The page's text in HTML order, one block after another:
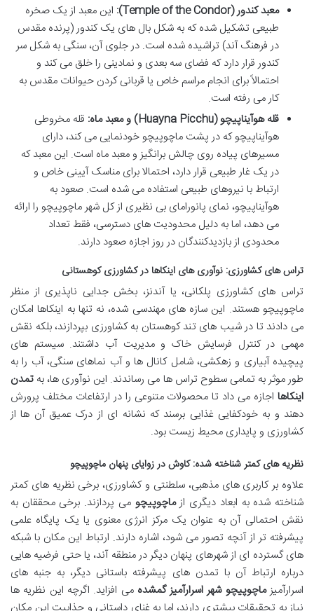
معبد کندور (Temple of the Condor):
این معبد از یک صخره
طبیعی تشکیل شده که به شکل بال های یک کندور (پرنده مقدس
در فرهنگ آند) تراشیده شده است. در جلوی آن، سنگی به شکل سر
کندور قرار دارد که فضای سه بعدی و نمادینی را خلق می کند و
احتمالاً برای انجام مراسم خاص یا قربانی کردن حیوانات مقدس به
کار می رفته است.
قله هوآیناپیچو (Huayna Picchu) و معبد ماه:
قله مخروطی
هوآیناپیچو که در پشت ماچوپیچو خودنمایی می کند، دارای
مسیرهای پیاده روی چالش برانگیز و معبد ماه است. این معبد که
در یک غار طبیعی قرار دارد، احتمالا برای مناسک آیینی خاص و
ارتباط با نیروهای طبیعی استفاده می شده است. صعود به
هوآیناپیچو، نمای پانورامای بی نظیری از کل شهر ماچوپیچو را ارائه
می دهد، اما به دلیل محدودیت های دسترسی، فقط تعداد
محدودی از بازدیدکنندگان در روز اجازه صعود دارند.
تراس های کشاورزی: نوآوری های اینکاها در کشاورزی کوهستانی
تراس های کشاورزی پلکانی، یا آندنز، بخش جدایی ناپذیری از منظر
ماچوپیچو هستند. این سازه های مهندسی شده، نه تنها به اینکاها امکان
می دادند تا در شیب های تند کوهستان به کشاورزی بپردازند، بلکه نقش
مهمی در کنترل فرسایش خاک و مدیریت آب داشتند. سیستم های
پیچیده آبیاری و زهکشی، شامل کانال ها و آب نماهای سنگی، آب را به
طور موثر به تمامی سطوح تراس ها می رساندند. این نوآوری ها، به تمدن
اینکاها اجازه می داد تا محصولات متنوعی را در ارتفاعات مختلف پرورش
دهند و به خودکفایی غذایی برسند که نشانه ای از درک عمیق آن ها از
کشاورزی و پایداری محیط زیست بود.
نظریه های کمتر شناخته شده: کاوش در زوایای پنهان ماچوپیچو
علاوه بر کاربری های مذهبی، سلطنتی و کشاورزی، برخی نظریه های کمتر
شناخته شده به ابعاد دیگری ازماچوپیچو می پردازند. برخی محققان به
نقش احتمالی آن به عنوان یک مرکز انرژی معنوی یا یک پایگاه علمی
پیشرفته تر از آنچه تصور می شود، اشاره دارند. ارتباط این مکان با شبکه
های گسترده ای از شهرهای پنهان دیگر در منطقه آند، یا حتی فرضیه هایی
درباره ارتباط آن با تمدن های پیشرفته باستانی دیگر، به جنبه های
اسرارآمیزماچوپیچو شهر اسرارآمیز گمشده می افزاید. اگرچه این نظریه ها